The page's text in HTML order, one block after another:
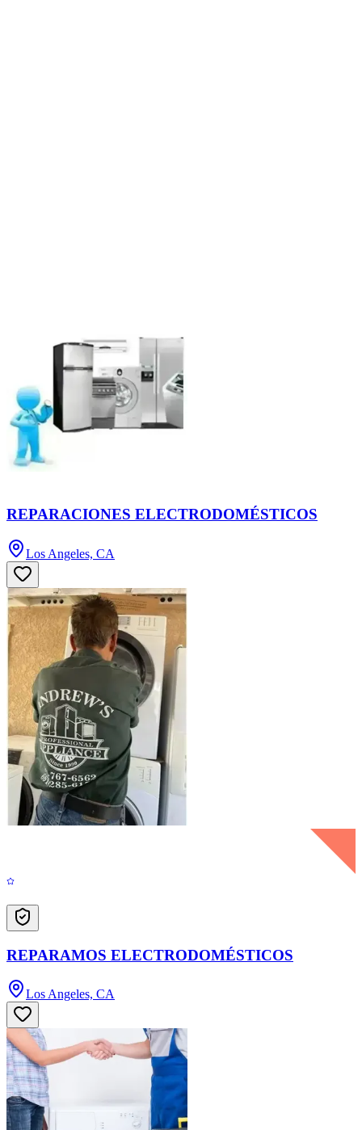
REPARACIONES ELECTRODOMÉSTICOS
Los Angeles, CA
REPARAMOS ELECTRODOMÉSTICOS
Los Angeles, CA